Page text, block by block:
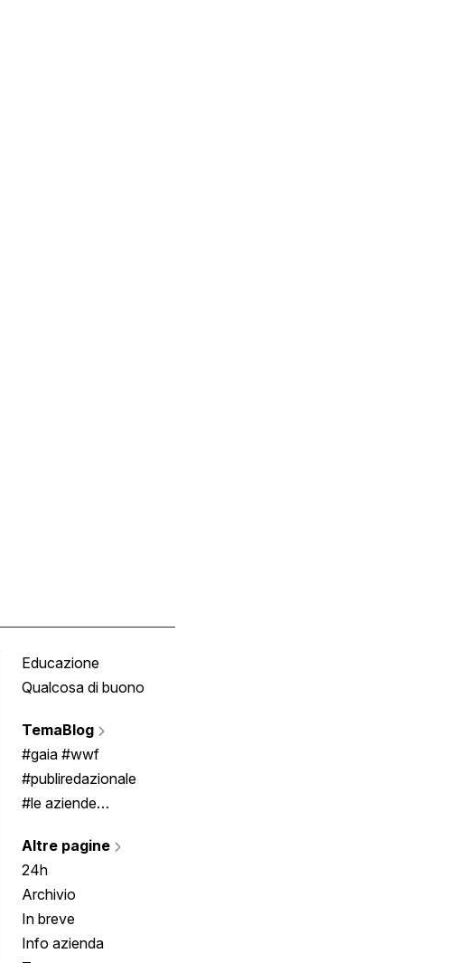
Educazione
Qualcosa di buono
TemaBlog
#gaia #wwf
#publiredazionale
#le aziende
Altre pagine
24h
Archivio
In breve
Info azienda